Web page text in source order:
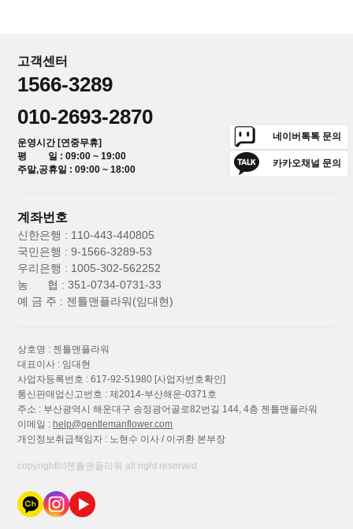
고객센터
1566-3289
010-2693-2870
운영시간 [연중무휴]
평 일 : 09:00 ~ 19:00
주말,공휴일 : 09:00 ~ 18:00
네이버톡톡 문의
카카오채널 문의
계좌번호
신한은행 : 110-443-440805
국민은행 : 9-1566-3289-53
우리은행 : 1005-302-562252
농 협 : 351-0734-0731-33
예 금 주 : 젠틀맨플라워(임대현)
상호명 : 젠틀맨플라워
대표이사 : 임대현
사업자등록번호 : 617-92-51980 [사업자번호확인]
통신판매업신고번호 : 제2014-부산해운-0371호
주소 : 부산광역시 해운대구 송정광어골로82번길 144, 4층 젠틀맨플라워
이메일 :help@gentlemanflower.com
개인정보취급책임자 : 노현수 이사 / 이귀환 본부장
copyright⒞젠틀맨플라워 all right reserved